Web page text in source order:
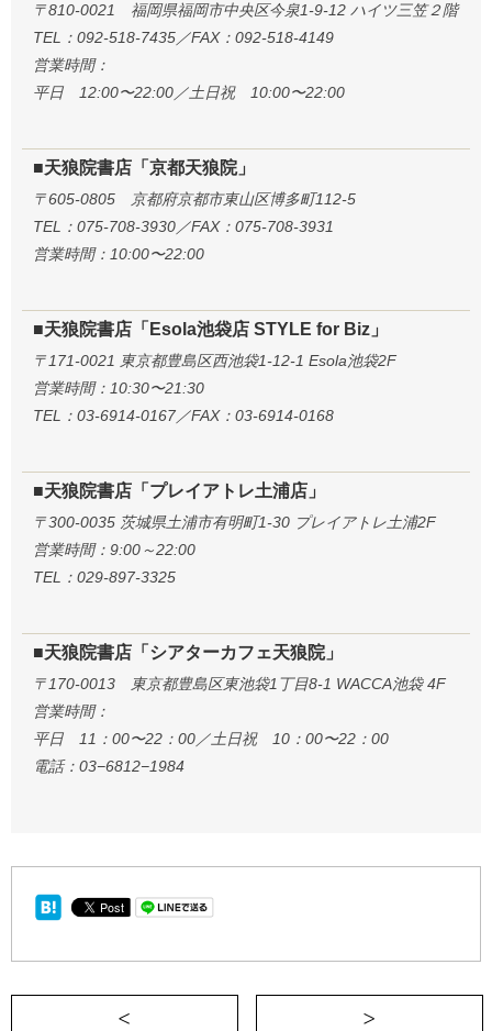
〒810-0021 福岡県福岡市中央区今泉1-9-12 ハイツ三笠２階
TEL：092-518-7435／FAX：092-518-4149
営業時間：
平日 12:00〜22:00／土日祝 10:00〜22:00
■天狼院書店「京都天狼院」
〒605-0805 京都府京都市東山区博多町112-5
TEL：075-708-3930／FAX：075-708-3931
営業時間：10:00〜22:00
■天狼院書店「Esola池袋店 STYLE for Biz」
〒171-0021 東京都豊島区西池袋1-12-1 Esola池袋2F
営業時間：10:30〜21:30
TEL：03-6914-0167／FAX：03-6914-0168
■天狼院書店「プレイアトレ土浦店」
〒300-0035 茨城県土浦市有明町1-30 プレイアトレ土浦2F
営業時間：9:00～22:00
TEL：029-897-3325
■天狼院書店「シアターカフェ天狼院」
〒170-0013 東京都豊島区東池袋1丁目8-1 WACCA池袋 4F
営業時間：
平日 11：00〜22：00／土日祝 10：00〜22：00
電話：03−6812−1984
＜ 勉強させたい子どもにこそ、リア充を！